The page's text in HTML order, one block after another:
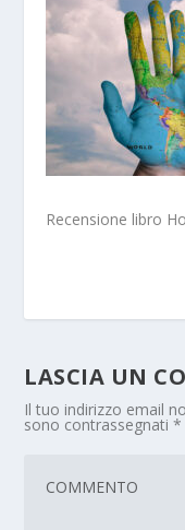
Recensione libro
LASCIA UN
Il tuo indirizzo email
sono contrassegnati*